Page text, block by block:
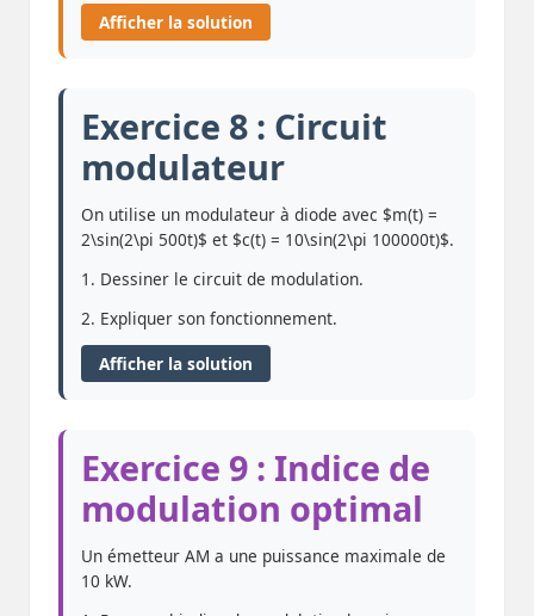
Afficher la solution
Exercice 8 : Circuit
modulateur
On utilise un modulateur à diode avec $m(t) =
2\sin(2\pi 500t)$ et $c(t) = 10\sin(2\pi 100000t)$.
1. Dessiner le circuit de modulation.
2. Expliquer son fonctionnement.
Afficher la solution
Exercice 9 : Indice de
modulation optimal
Un émetteur AM a une puissance maximale de
10 kW.